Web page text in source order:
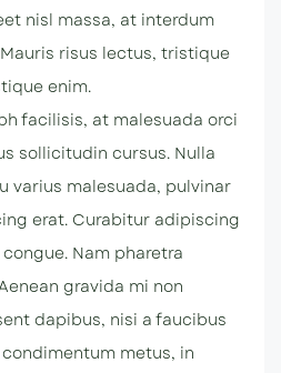
nisl massa, at interdum
risus lectus, tristique
enim.
facilisis, at malesuada orci
sollicitudin cursus. Nulla
varius malesuada, pulvinar
erat. Curabitur adipiscing
Nam pharetra
gravida mi non
dapibus, nisi a faucibus
metus, in